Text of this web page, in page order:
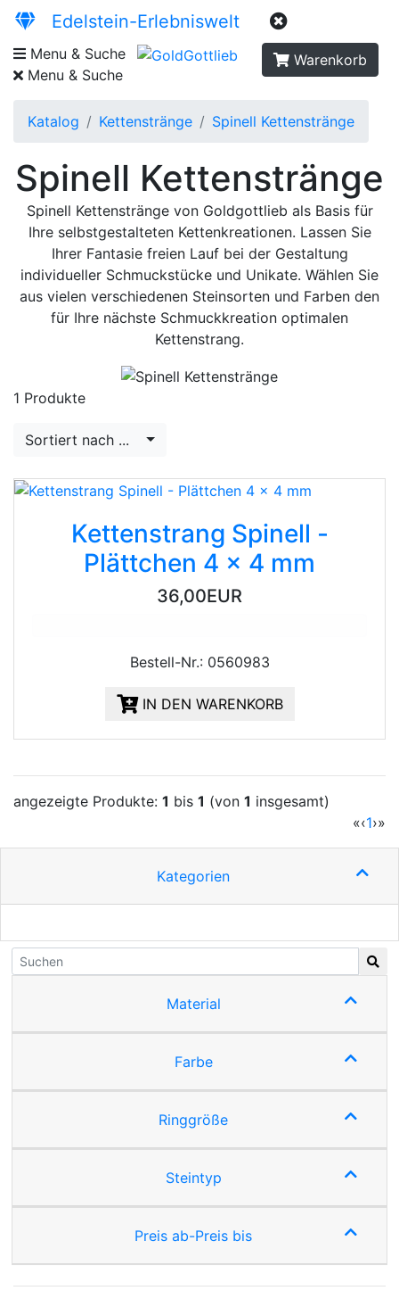
Edelstein-Erlebniswelt
Menu & Suche
Menu & Suche
Warenkorb
Katalog Kettenstränge Spinell Kettenstränge
Spinell Kettenstränge
Spinell Kettenstränge von Goldgottlieb als Basis für
Ihre selbstgestalteten Kettenkreationen. Lassen Sie
Ihrer Fantasie freien Lauf bei der Gestaltung
individueller Schmuckstücke und Unikate. Wählen Sie
aus vielen verschiedenen Steinsorten und Farben den
für Ihre nächste Schmuckkreation optimalen
Kettenstrang.
1 Produkte
Sortiert nach ...
Kettenstrang Spinell -
Plättchen 4 x 4 mm
36,00EUR
Bestell-Nr.: 0560983
IN DEN WARENKORB
angezeigte Produkte: 1 bis 1 (von 1 insgesamt)
«‹1›»
Kategorien
Material
Farbe
Ringgröße
Steintyp
Preis ab-Preis bis